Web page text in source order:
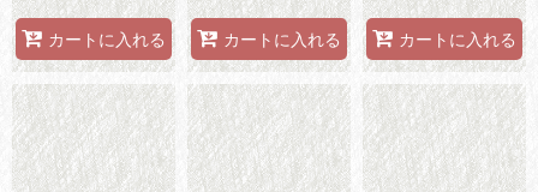
カートに入れる カートに入れる カートに入れる